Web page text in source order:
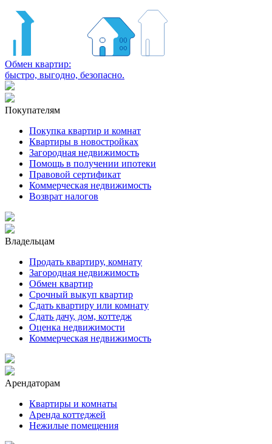
Обмен квартир:
быстро, выгодно, безопасно.
Покупателям
Покупка квартир и комнат
Квартиры в новостройках
Загородная недвижимость
Помощь в получении ипотеки
Правовой сертификат
Коммерческая недвижимость
Возврат налогов
Владельцам
Продать квартиру, комнату
Загородная недвижимость
Обмен квартир
Срочный выкуп квартир
Сдать квартиру или комнату
Сдать дачу, дом, коттедж
Оценка недвижимости
Коммерческая недвижимость
Арендаторам
Квартиры и комнаты
Аренда коттеджей
Нежилые помещения